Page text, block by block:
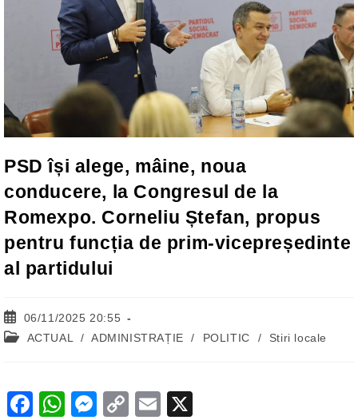
PSD își alege, mâine, noua
conducere, la Congresul de la
Romexpo. Corneliu Ștefan, propus
pentru funcția de prim-vicepreședinte
al partidului
Post
published:
06/11/2025 20:55
Post ACTUAL / ADMINISTRAȚIE / POLITIC / Stiri locale
F
W
M
C
E